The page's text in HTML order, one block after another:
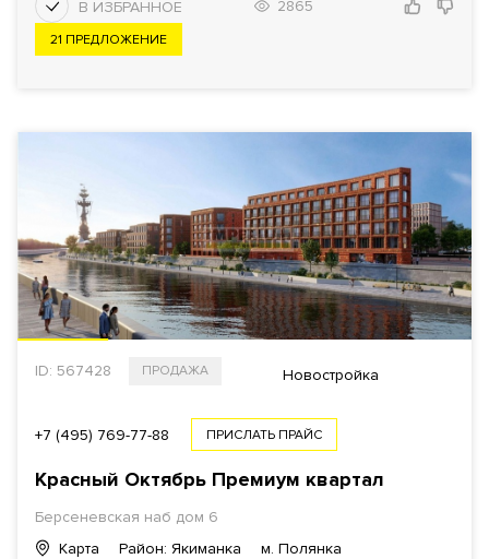
2865
21 ПРЕДЛОЖЕНИЕ
ID: 567428 ПРОДАЖА Новостройка
+7 (495) 769-77-88 ПРИСЛАТЬ ПРАЙС
Красный Октябрь Премиум квартал
Берсеневская наб дом 6
Карта
Район: Якиманка м. Полянка